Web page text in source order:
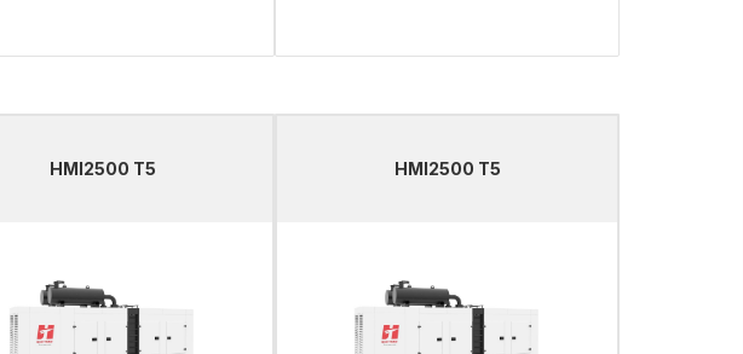
HMI2500 T5 HMI2500 T5